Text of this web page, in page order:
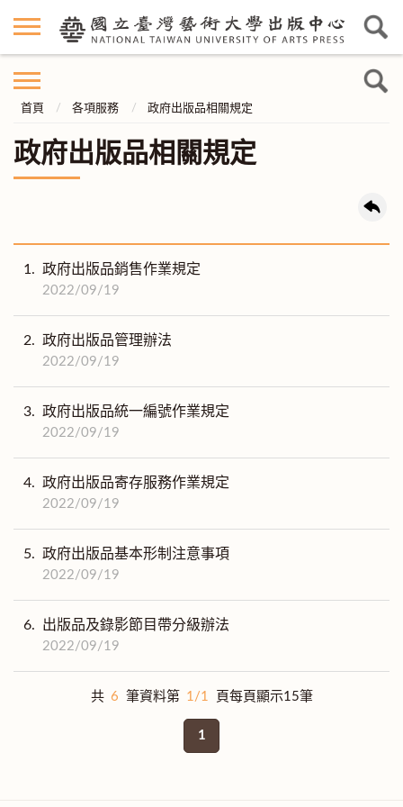
首頁 各項服務 政府出版品相關規定
政府出版品相關規定
1. 政府出版品銷售作業規定
2022/09/19
2. 政府出版品管理辦法
2022/09/19
3. 政府出版品統一編號作業規定
2022/09/19
4. 政府出版品寄存服務作業規定
2022/09/19
5. 政府出版品基本形制注意事項
2022/09/19
6. 出版品及錄影節目帶分級辦法
2022/09/19
共 6 筆資料第 1/1 頁每頁顯示15筆
1